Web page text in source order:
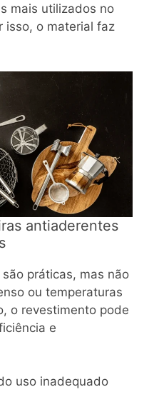
mais utilizados no
isso, o material faz
antiaderentes
práticas, mas não
ou temperaturas
o revestimento pode
e
uso inadequado